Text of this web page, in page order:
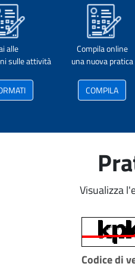
alle
sulle attività
Compila online
una nuova pratica
COMPILA
Visualizza
Codice di